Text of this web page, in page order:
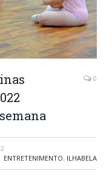
0
ENTRETENIMENTO, ILHABELA